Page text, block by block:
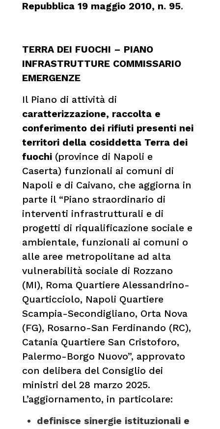
Repubblica 19 maggio 2010, n. 95.
TERRA DEI FUOCHI – PIANO
INFRASTRUTTURE COMMISSARIO
EMERGENZE
Il Piano di attività di
caratterizzazione, raccolta e
conferimento dei rifiuti presenti nei
territori della cosiddetta Terra dei
fuochi(province di Napoli e
Caserta) funzionali ai comuni di
Napoli e di Caivano, che aggiorna in
parte il “Piano straordinario di
interventi infrastrutturali e di
progetti di riqualificazione sociale e
ambientale, funzionali ai comuni o
alle aree metropolitane ad alta
vulnerabilità sociale di Rozzano
(MI), Roma Quartiere Alessandrino-
Quarticciolo, Napoli Quartiere
Scampia-Secondigliano, Orta Nova
(FG), Rosarno-San Ferdinando (RC),
Catania Quartiere San Cristoforo,
Palermo-Borgo Nuovo”, approvato
con delibera del Consiglio dei
ministri del 28 marzo 2025.
L’aggiornamento, in particolare:
definisce sinergie istituzionali e